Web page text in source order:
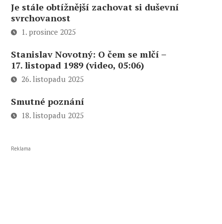
Je stále obtížnější zachovat si duševní
svrchovanost
1. prosince 2025
Stanislav Novotný: O čem se mlčí –
17. listopad 1989 (video, 05:06)
26. listopadu 2025
Smutné poznání
18. listopadu 2025
Reklama